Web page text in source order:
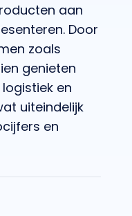
aan
Door
zoals
genieten
en
uiteindelijk
en